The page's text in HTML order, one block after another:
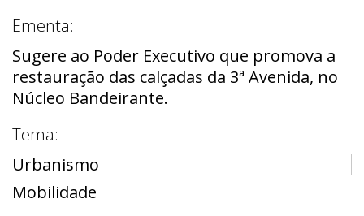
Ementa:
Sugere ao Poder Executivo que promova a
restauração das calçadas da 3ª Avenida, no
Núcleo Bandeirante.
Tema:
Urbanismo
Mobilidade